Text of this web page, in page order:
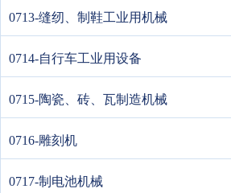
0713-缝纫、制鞋工业用机械
0714-自行车工业用设备
0715-陶瓷、砖、瓦制造机械
0716-雕刻机
0717-制电池机械